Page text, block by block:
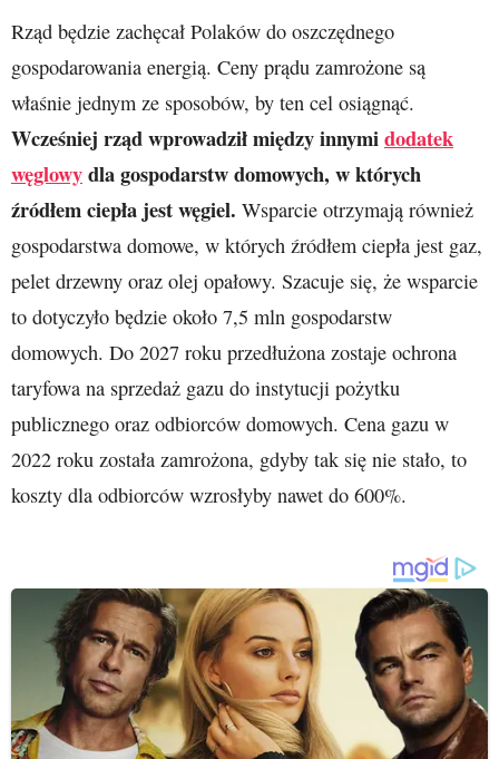
Rząd będzie zachęcał Polaków do oszczędnego
gospodarowania energią. Ceny prądu zamrożone są
właśnie jednym ze sposobów, by ten cel osiągnąć.
Wcześniej rząd wprowadził między innymidodatek
węglowydla gospodarstw domowych, w których
źródłem ciepła jest węgiel. Wsparcie otrzymają również
gospodarstwa domowe, w których źródłem ciepła jest gaz,
pelet drzewny oraz olej opałowy. Szacuje się, że wsparcie
to dotyczyło będzie około 7,5 mln gospodarstw
domowych. Do 2027 roku przedłużona zostaje ochrona
taryfowa na sprzedaż gazu do instytucji pożytku
publicznego oraz odbiorców domowych. Cena gazu w
2022 roku została zamrożona, gdyby tak się nie stało, to
koszty dla odbiorców wzrosłyby nawet do 600%.